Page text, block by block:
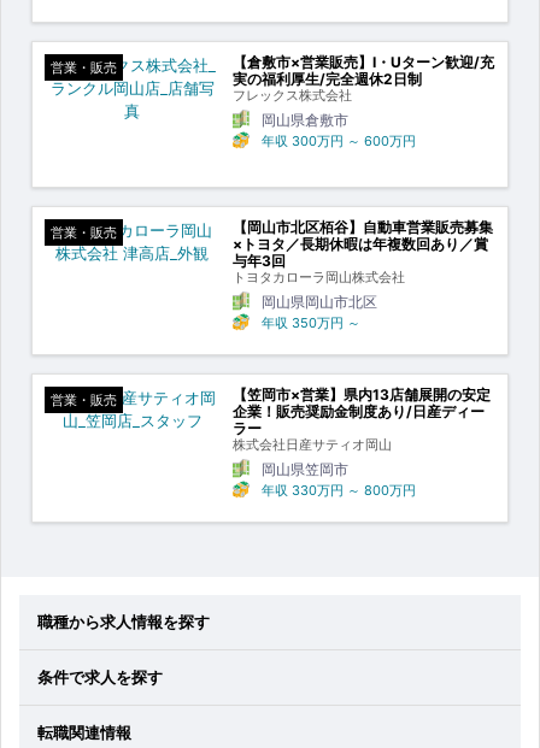
営業・販売
【倉敷市×営業販売】I・Uターン歓迎/充
実の福利厚生/完全週休2日制
フレックス株式会社
岡山県倉敷市
年収 300万円 ～ 600万円
営業・販売
【岡山市北区栢谷】自動車営業販売募集
×トヨタ／長期休暇は年複数回あり／賞
与年3回
トヨタカローラ岡山株式会社
岡山県岡山市北区
年収 350万円 ～
営業・販売
【笠岡市×営業】県内13店舗展開の安定
企業！販売奨励金制度あり/日産ディー
ラー
株式会社日産サティオ岡山
岡山県笠岡市
年収 330万円 ～ 800万円
職種から求人情報を探す
条件で求人を探す
転職関連情報